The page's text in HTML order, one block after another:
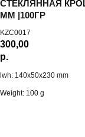
СТЕКЛЯННАЯ
ММ |100ГР
KZC0017
300,00
р.
lwh: 140x50x230 mm
Weight: 100 g